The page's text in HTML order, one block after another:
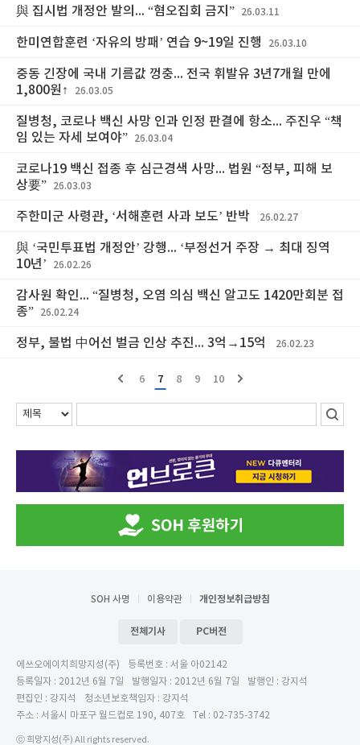
與 집시법 개정안 발의... “혐오집회 금지” 26.03.11
한미연합훈련 ‘자유의 방패’ 연습 9~19일 진행 26.03.10
중동 긴장에 국내 기름값 껑충... 전국 휘발유 3년7개월 만에
1,800원↑
26.03.05
질병청, 코로나 백신 사망 인과 인정 판결에 항소... 주진우 “책
임 있는 자세 보여야”
26.03.04
코로나19 백신 접종 후 심근경색 사망... 법원 “정부, 피해 보
상要”
26.03.03
주한미군 사령관, ‘서해훈련 사과 보도’ 반박 26.02.27
與 ‘국민투표법 개정안’ 강행... ‘부정선거 주장 → 최대 징역
10년’
26.02.26
감사원 확인... “질병청, 오염 의심 백신 알고도 1420만회분 접
종”
26.02.24
정부, 불법 中어선 벌금 인상 추진... 3억→15억 26.02.23
6 7 8 9 10
SOH 사명 이용약관 개인정보취급방침
전체기사 PC버전
에쓰오에이치희망지성(주)
등록번호 : 서울 아02142
등록일자 : 2012년 6월 7일
발행일자 : 2012년 6월 7일
발행인 : 강지석
편집인 : 강지석
청소년보호책임자 : 강지석
주소 : 서울시 마포구 월드컵로 190, 407호
Tel : 02-735-3742
ⓒ 희망지성(주) All rights reserved.